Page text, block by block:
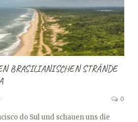
BRASILIANISCHEN STRÄNDE
0
do Sul und schauen uns die